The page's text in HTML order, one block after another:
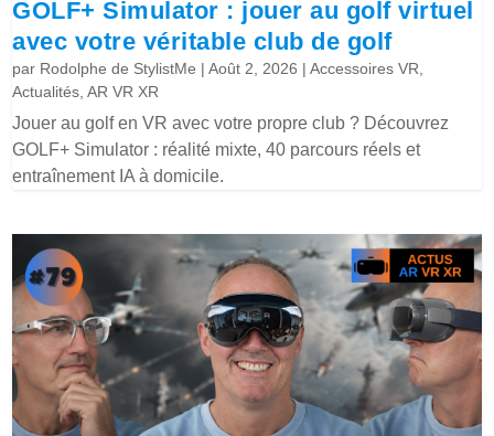
GOLF+ Simulator : jouer au golf virtuel
avec votre véritable club de golf
par Rodolphe de StylistMe |Août 2, 2026 |Accessoires VR,
Actualités,AR VR XR
Jouer au golf en VR avec votre propre club ? Découvrez
GOLF+ Simulator : réalité mixte, 40 parcours réels et
entraînement IA à domicile.